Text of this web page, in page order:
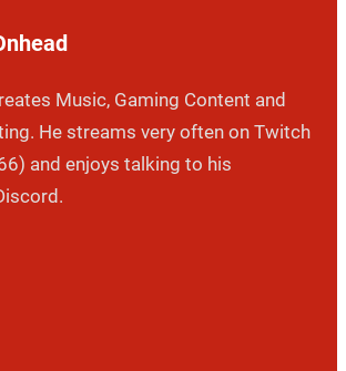
Music, Gaming Content and
He streams very often on Twitch
and enjoys talking to his